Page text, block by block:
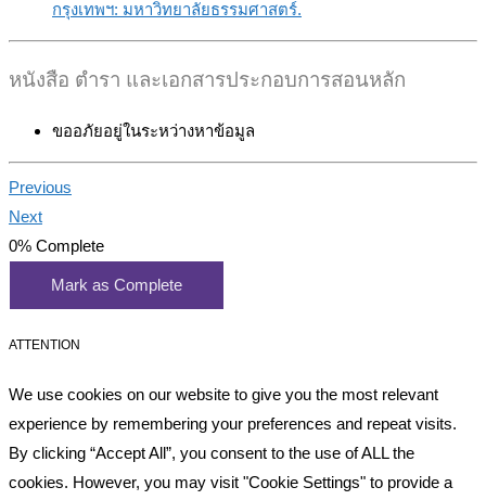
กรุงเทพฯ: มหาวิทยาลัยธรรมศาสตร์.
หนังสือ ตำรา และเอกสารประกอบการสอนหลัก
ขออภัยอยู่ในระหว่างหาข้อมูล
Previous
Next
0% Complete
Mark as Complete
ATTENTION
We use cookies on our website to give you the most relevant
experience by remembering your preferences and repeat visits.
By clicking “Accept All”, you consent to the use of ALL the
cookies. However, you may visit "Cookie Settings" to provide a